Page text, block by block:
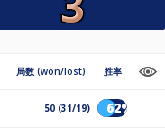
局数 (won/lost) 胜率
50 (31/19) 62%